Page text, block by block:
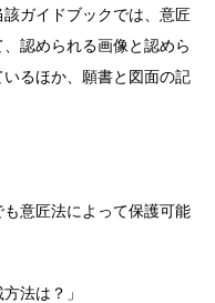
ガイドブックでは、意匠
認められる画像と認めら
るほか、願書と図⾯の記
も意匠法によって保護可能
法は？」